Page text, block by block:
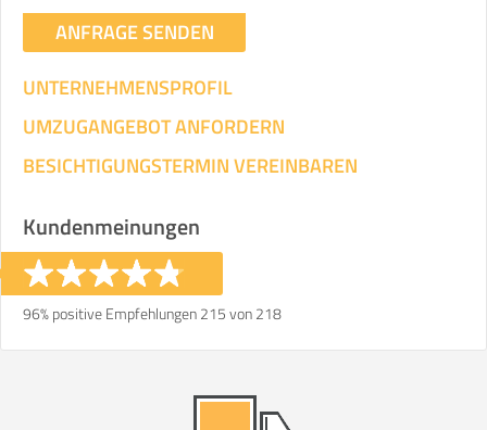
ANFRAGE SENDEN
UNTERNEHMENSPROFIL
UMZUGANGEBOT ANFORDERN
BESICHTIGUNGSTERMIN VEREINBAREN
Kundenmeinungen
96% positive Empfehlungen 215 von 218